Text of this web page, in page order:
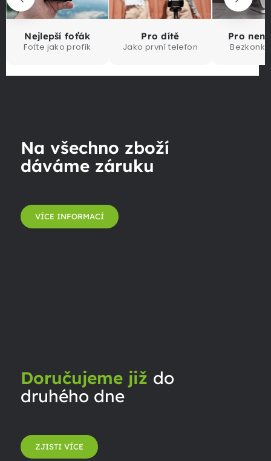
Nejlepší foťák
Foťte jako profík
Pro dítě
Jako první telefon
Pro
Na všechno zboží
dáváme záruku
VÍCE INFORMACÍ
Doručujeme již do
druhého dne
ZJISTI VÍCE